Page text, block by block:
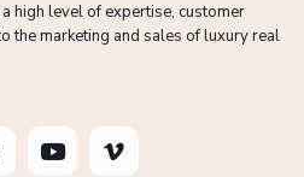
high level of expertise, customer
the marketing and sales of luxury real